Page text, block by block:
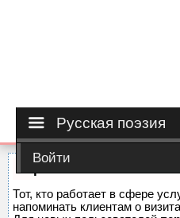
Русская поэзия
Войти
Тот, кто работает в сфере
напоминать клиентам о